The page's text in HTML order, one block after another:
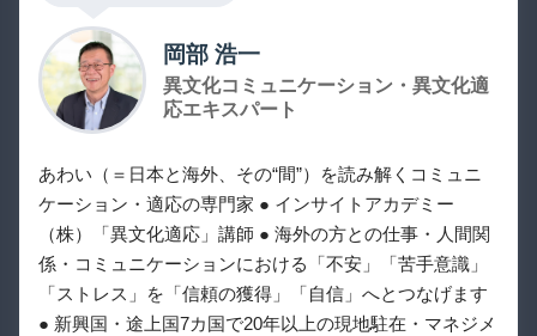
岡部 浩一
異文化コミュニケーション・異文化適
応エキスパート
あわい（＝日本と海外、その“間”）を読み解くコミュニ
ケーション・適応の専門家 ● インサイトアカデミー
（株）「異文化適応」講師 ● 海外の方との仕事・人間関
係・コミュニケーションにおける「不安」「苦手意識」
「ストレス」を「信頼の獲得」「自信」へとつなげます
● 新興国・途上国7カ国で20年以上の現地駐在・マネジメ